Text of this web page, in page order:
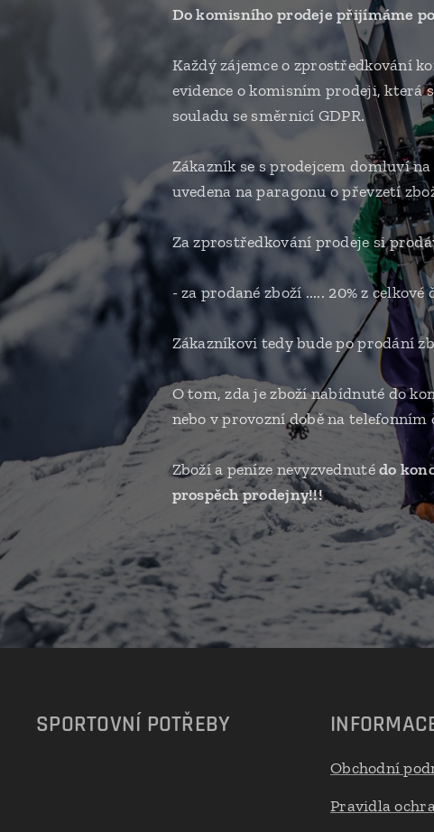
Do komisního prodeje přijímáme
Každý zájemce o zprostředkování
evidence o komisním prodeji, která
souladu se směrnicí GDPR.
Zákazník se s prodejcem domluví
uvedena na paragonu o převzetí
Za zprostředkování prodeje si
- za prodané zboží ..... 20% z celkové
Zákazníkovi tedy bude po prodání
O tom, zda je zboží nabídnuté do
nebo v provozní době na telefonním
Zboží a peníze nevyzvednutédo
prospěch prodejny!!!
SPORTOVNÍ POTŘEBY
Obchodní
Pravidla